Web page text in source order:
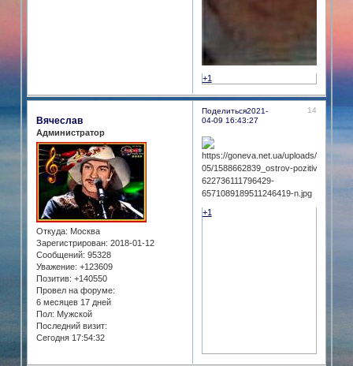
+1
Поделиться 14
2021-
04-09 16:43:27
Вячеслав
Администратор
Откуда: Москва
Зарегистрирован: 2018-01-12
Сообщений: 95328
Уважение: +123609
Позитив: +140550
Провел на форуме:
6 месяцев 17 дней
Пол: Мужской
Последний визит:
Сегодня 17:54:32
+1